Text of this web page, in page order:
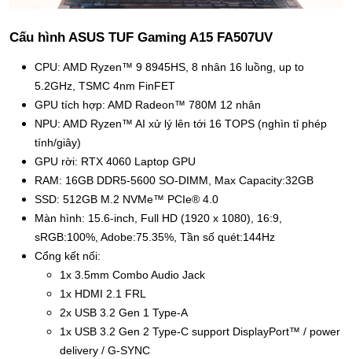
Cấu hình ASUS TUF Gaming A15 FA507UV
CPU: AMD Ryzen™ 9 8945HS, 8 nhân 16 luồng, up to
5.2GHz, TSMC 4nm FinFET
GPU tích hợp: AMD Radeon™ 780M 12 nhân
NPU: AMD Ryzen™ AI xử lý lên tới 16 TOPS (nghìn tỉ phép
tính/giây)
GPU rời: RTX 4060 Laptop GPU
RAM: 16GB DDR5-5600 SO-DIMM, Max Capacity:32GB
SSD: 512GB M.2 NVMe™ PCIe® 4.0
Màn hình: 15.6-inch, Full HD (1920 x 1080), 16:9,
sRGB:100%, Adobe:75.35%, Tần số quét:144Hz
Cổng kết nối:
1x 3.5mm Combo Audio Jack
1x HDMI 2.1 FRL
2x USB 3.2 Gen 1 Type-A
1x USB 3.2 Gen 2 Type-C support DisplayPort™ / power
delivery / G-SYNC